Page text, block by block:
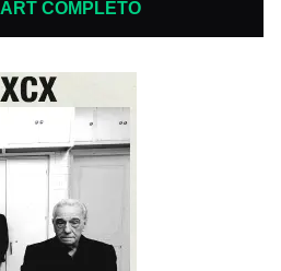
COMPLETO